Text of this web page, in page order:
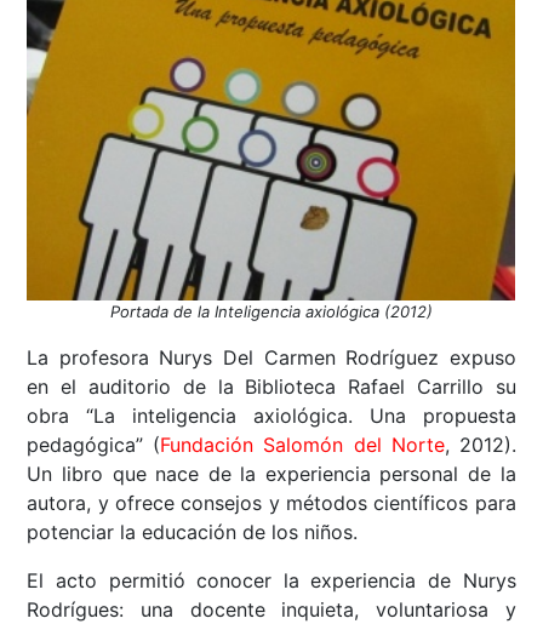
Portada de la Inteligencia axiológica (2012)
La profesora Nurys Del Carmen Rodríguez expuso
en el auditorio de la Biblioteca Rafael Carrillo su
obra “La inteligencia axiológica. Una propuesta
pedagógica” (Fundación Salomón del Norte, 2012).
Un libro que nace de la experiencia personal de la
autora, y ofrece consejos y métodos científicos para
potenciar la educación de los niños.
El acto permitió conocer la experiencia de Nurys
Rodrígues: una docente inquieta, voluntariosa y